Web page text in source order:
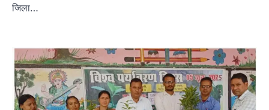
जिला…
कांग्रेस का गुस्सा, मंत्री और सरकार का पुतला
फूंका
Admin August 6, 2026
भतरोजखान में कांग्रेस का प्रदर्शन, स्वास्थ्य मंत्री व शिक्षा
मंत्री का फूंका पुतला 'विद्यालयों में…